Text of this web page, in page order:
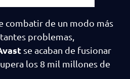
combatir de un modo más
problemas,
se acaban de fusionar
los 8 mil millones de